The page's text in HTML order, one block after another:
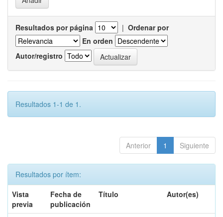
Resultados por página | Ordenar por
En orden
Autor/registro
Resultados 1-1 de 1.
Anterior 1 Siguiente
Resultados por ítem:
Vista
previa
Fecha de
publicación
Título Autor(es)